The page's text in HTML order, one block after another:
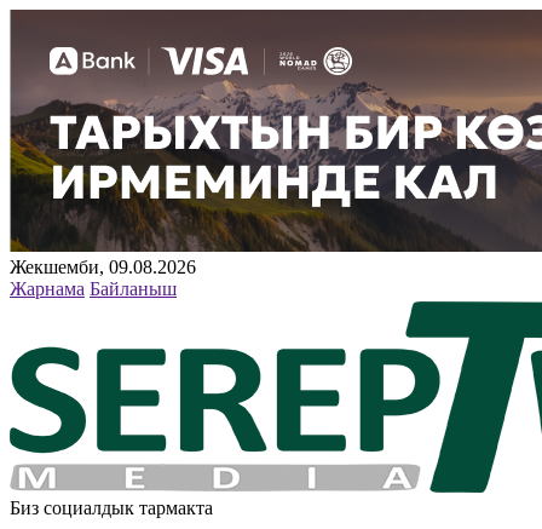
Жекшемби, 09.08.2026
Жарнама Байланыш
Биз социалдык тармакта